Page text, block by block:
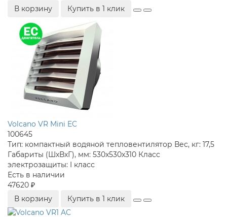
В корзину
Купить в 1 клик
Volcano VR Mini EC
100645
Тип: компактный водяной тепловентилятор Вес, кг: 17,5
Габариты (ШхВхГ), мм: 530x530x310 Класс
электрозащиты: I класс
Есть в наличии
47620 ₽
В корзину
Купить в 1 клик